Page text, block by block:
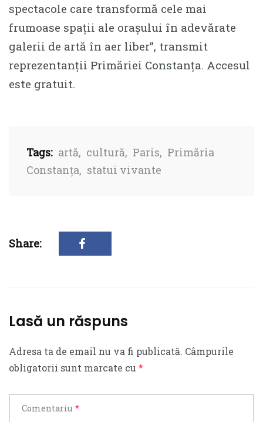
spectacole care transformă cele mai
frumoase spații ale orașului în adevărate
galerii de artă în aer liber”, transmit
reprezentanții Primăriei Constanța. Accesul
este gratuit.
Tags: artă, cultură, Paris, Primăria
Constanța, statui vivante
Share:
Lasă un răspuns
Adresa ta de email nu va fi publicată. Câmpurile
obligatorii sunt marcate cu *
Comentariu *